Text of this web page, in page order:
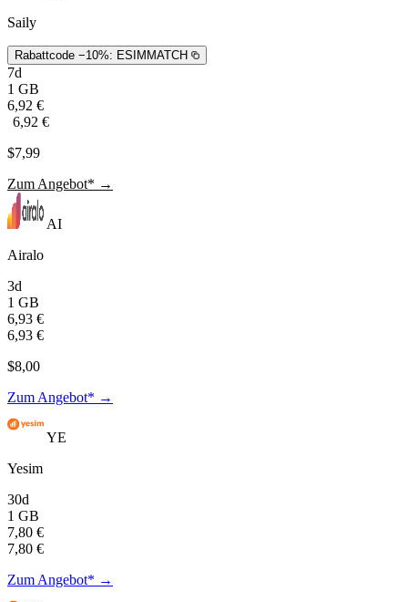
Saily
Rabattcode −10%: ESIMMATCH
7d
1 GB
6,92 €
6,92 €
$7,99
Zum Angebot* →
AI
Airalo
3d
1 GB
6,93 €
6,93 €
$8,00
Zum Angebot* →
YE
Yesim
30d
1 GB
7,80 €
7,80 €
Zum Angebot* →